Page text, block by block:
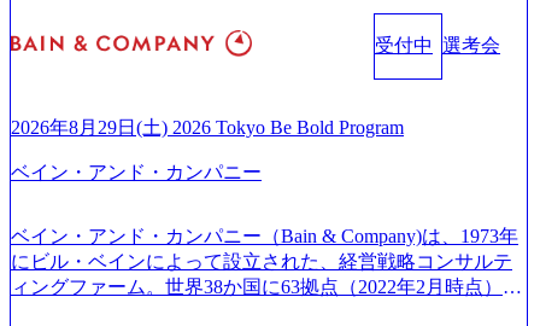
の上参加者を決定させていただきます。ご了承ください。
● 当日の流れ 受付 → 会社説明会 → 面接(会社説明会終了
後、随時ご案内) ※全てリモートにて実施します。 ※参加
通常の選考フローと異なり、事前に適性検査をご受検いた
ションサーチになります。 ご経験やスキル、そして適性や
きます。 ※本求人はレバテック株式会社の雇用となりま
す。 ※案件によっては客先に出向いての作業も発生しま
す。 ＜ITコンサルタント＞ Webアプリケーション、SaaS系
nture.com/jp-ja/case-studies/song/prada-luxury-product-customizati
on) 大正製薬：ITカーブアウト支援 (https://www.accenture.co
m/jp-ja/case-studies/consulting/taisho-pharmaceutical)（ストラテ
ジー & コンサルティング） ソフトバンク：初のオンライン
s://www.accenture.com/jp-ja/case-studies/communications-media/so
する「保安ネット」を構築。省庁DXの先進事例を実現 (http
ry-safety-network)（公共サービス） カルビー：SAP HANAの
導入で基幹システムを刷新 (https://www.accenture.com/jp-ja/ca
se-studies/consumer-goods-services/calbee)（消費財・サービ
シングなどの専門知識と、豊富な経験を持つ約6,000名を超
えるプロフェッショナルを有する 金融、製造、流通、エネ
トとしている SAP領域においては日本市場No.1を誇り、全
定コンサルタント資格を取得している また、日本国内企業
資格も保有、さまざまな業界・業種でのプロジェクト実績
と蓄積されたノウハウを基に独自の方法論やテンプレート
を開発し、それらを活用してお客様に最適なSAPコンサル
ティングサービスを提供する https://storage.googleapis.com/our
受付中 選考会
2026年8月29日(土) 2026 Tokyo Be Bold Program
ベイン・アンド・カンパニー
ベイン・アンド・カンパニー（Bain & Company)は、1973年
にビル・ベインによって設立された、経営戦略コンサルテ
ィングファーム。世界38か国に63拠点（2022年2月時点）、